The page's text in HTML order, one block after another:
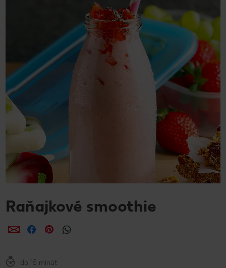
Raňajkové smoothie
ZdieľaťZdieľaťZdieľať
do 15 minút